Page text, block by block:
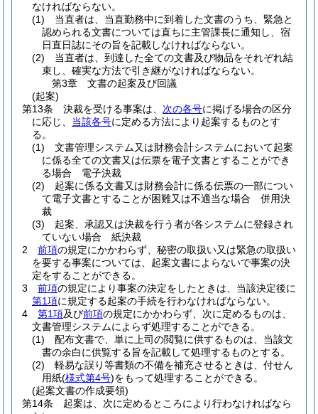
なければならない。
(1)
当直者は、当直勤務中に到着した文書のうち、緊急と
認められる文書については直ちに主管課長に通知し、宿
日直日誌にその旨を記載しなければならない。
(2)
当直者は、到達した全ての文書及び物品をそれぞれ結
束し、確実な方法で引き継がなければならない。
第3章
文書の起案及び回議
(起案)
第13条
決裁を受ける事案は、 次の各号に掲げる場合の区分
に応じ、 当該各号に定める方法により起案するものとす
る。
(1)
文書管理システム又は財務会計システムにおいて起案
に係る全ての文書又は伝票を電子文書とすることができ
る場合 電子決裁
(2)
起案に係る文書又は財務会計に係る伝票の一部につい
て電子文書とすることが困難又は不適当な場合 併用決
裁
(3)
起案、承認又は決裁を行う者が各システムに登録され
ていない場合 紙決裁
2
前項の規定にかかわらず、秘密の取扱い又は緊急の取扱い
を要する事案については、起案文書によらないで事案の決
定をすることができる。
3
前項の規定により事案の決定をしたときは、当該決定後に
第1項に規定する起案の手続を行わなければならない。
4
第1項及び前項の規定にかかわらず、次に定めるものは、
文書管理システムによらず処理することができる。
(1)
配布文書で、単に上司の閲覧に供するものは、当該文
書の余白に供覧する旨を記載して処理するものとする。
(2)
軽易な誤り等書類の不備を補充させるときは、付せん
用紙(様式第4号)をもって処理することができる。
(起案文書の作成要領)
第14条
起案は、次に定めるところにより行わなければなら